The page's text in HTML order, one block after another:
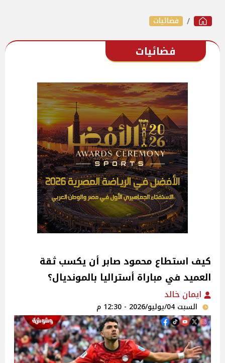
فضائيات
فضائيات
كيف استطاع محمود صابر أن يكسب ثقة
العميد في مباراة أستراليا بالمونديال؟
ايمان خالد
السبت 04/يوليو/2026 - 12:30 م